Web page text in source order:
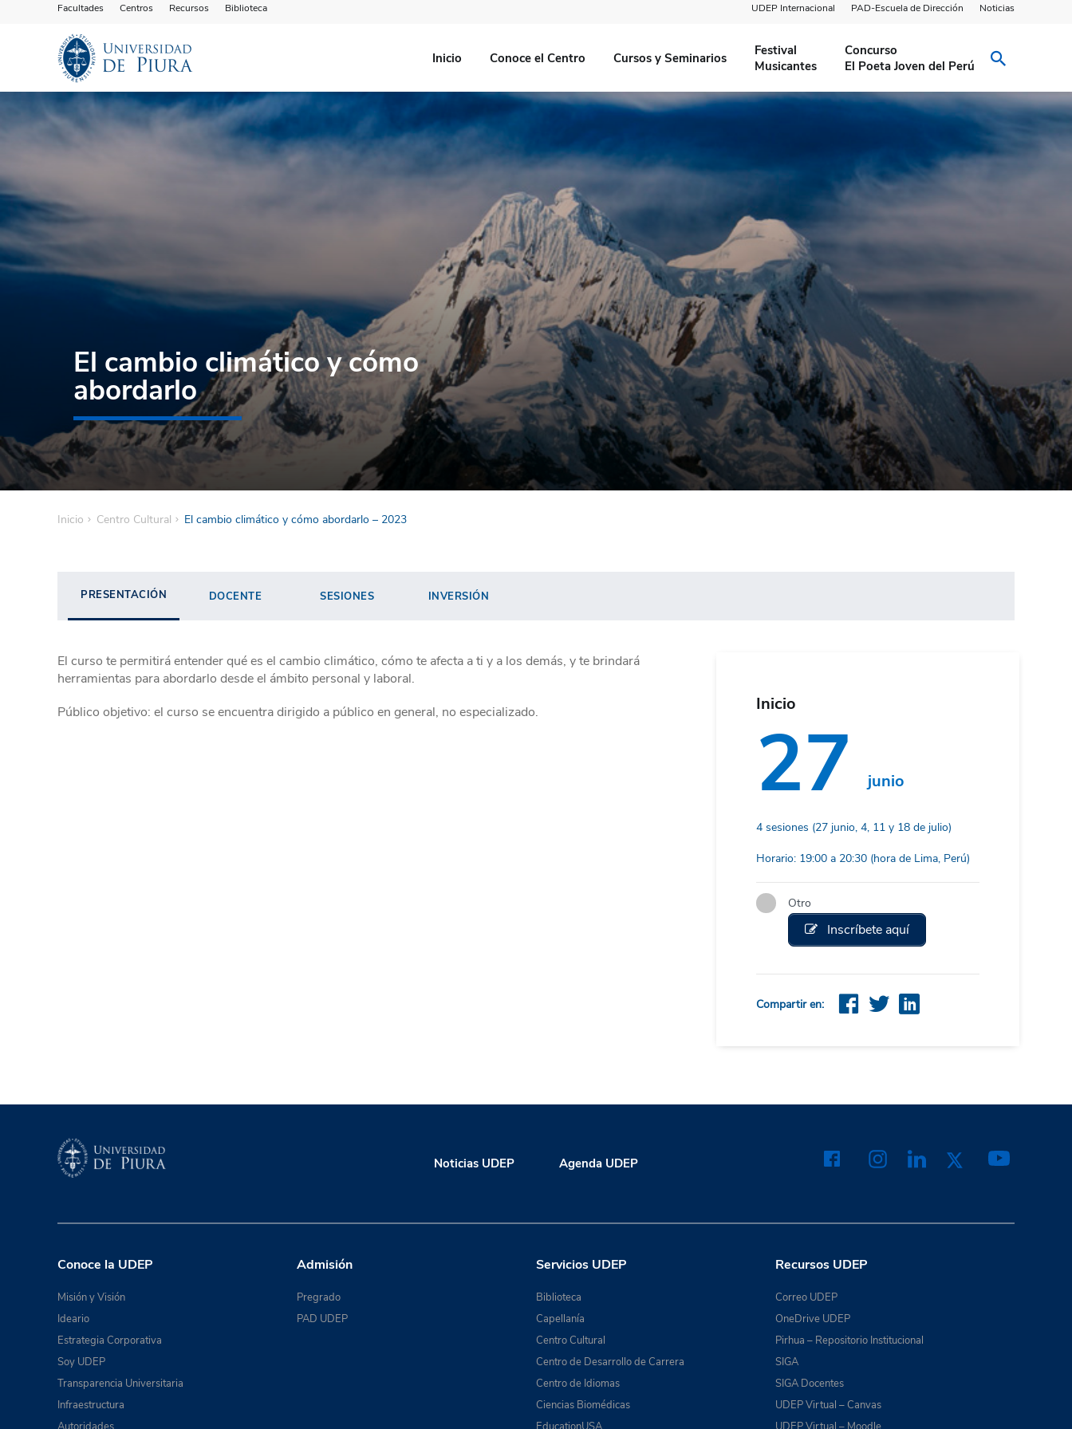
Facultades Centros Recursos Biblioteca UDEP Internacional PAD-Escuela de Dirección Noticias
Inicio Conoce el Centro Cursos y Seminarios
Festival
Musicantes
Concurso
El Poeta Joven del Perú
El cambio climático y cómo
abordarlo
Inicio Centro Cultural El cambio climático y cómo abordarlo – 2023
PRESENTACIÓN DOCENTE SESIONES INVERSIÓN
El curso te permitirá entender qué es el cambio climático, cómo te afecta a ti y a los demás, y te brindará
herramientas para abordarlo desde el ámbito personal y laboral.
Público objetivo: el curso se encuentra dirigido a público en general, no especializado.
Inicio
27 junio
4 sesiones (27 junio, 4, 11 y 18 de julio)
Horario: 19:00 a 20:30 (hora de Lima, Perú)
Otro
Inscríbete aquí
Compartir en:
Noticias UDEP Agenda UDEP
Conoce la UDEP
Misión y Visión
Ideario
Estrategia Corporativa
Soy UDEP
Transparencia Universitaria
Infraestructura
Admisión
Pregrado
PAD UDEP
Servicios UDEP
Biblioteca
Capellanía
Centro Cultural
Centro de Desarrollo de Carrera
Centro de Idiomas
Ciencias Biomédicas
Recursos UDEP
Correo UDEP
OneDrive UDEP
Pirhua – Repositorio Institucional
SIGA
SIGA Docentes
UDEP Virtual – Canvas